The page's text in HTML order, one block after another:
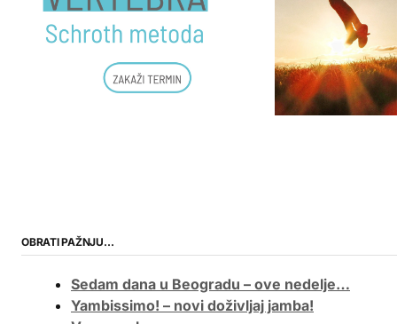
OBRATI PAŽNJU…
Sedam dana u Beogradu – ove nedelje…
Yambissimo! – novi doživljaj jamba!